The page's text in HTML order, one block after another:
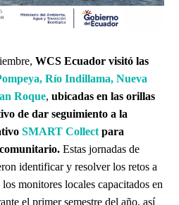
WCS Ecuador visitó las
Río Indillama, Nueva
Roque, ubicadas en las orillas
de dar seguimiento a la
SMART Collect para
Estas jornadas de
identificar y resolver los retos a
monitores locales capacitados en
el primer semestre del año, así